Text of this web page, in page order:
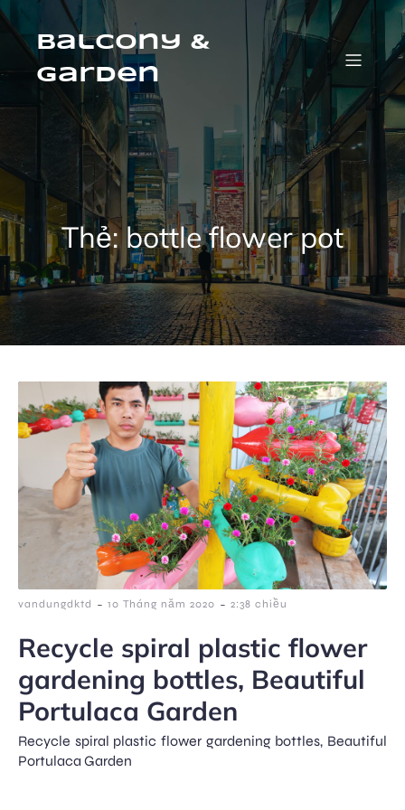
Skip
to
contentBalcony &
Garden
Thẻ:bottle flower pot
vandungdktd - 10 Tháng năm 2020 - 2:38 chiều
Recycle spiral plastic flower
gardening bottles, Beautiful
Portulaca Garden
Recycle spiral plastic flower gardening bottles, Beautiful
Portulaca Garden